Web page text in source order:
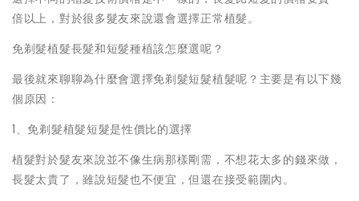
倍以上，對於很多髮友來說還會選擇正常植髮。
免剃髮植髮長髮和短髮種植該怎麼選呢？
最後就來聊聊為什麼會選擇免剃髮短髮植髮呢？主要是有以下幾
個原因：
1、免剃髮植髮短髮是性價比的選擇
植髮對於髮友來說並不像生病那樣剛需，不想花太多的錢來做，
長髮太貴了，雖說短髮也不便宜，但還在接受範圍內。